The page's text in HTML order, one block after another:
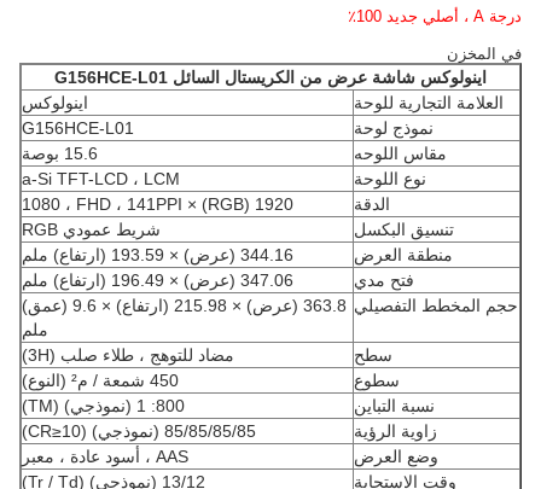
درجة A ، أصلي جديد 100٪
في المخزن
اينولوكس شاشة عرض من الكريستال السائل
العلامة التجارية للوحة
اينولوكس
نموذج لوحة
G156HCE-L01
مقاس اللوحه
15.6 بوصة
نوع اللوحة
a-Si TFT-LCD ، LCM
الدقة
1920 (RGB) × 1080 ، FHD ، 141PPI
تنسيق البكسل
شريط عمودي RGB
منطقة العرض
344.16 (عرض) × 193.59 (ارتفاع) ملم
فتح مدي
347.06 (عرض) × 196.49 (ارتفاع) ملم
حجم المخطط التفصيلي
363.8 (عرض) × 215.98 (ارتفاع) × 9.6 (عمق)
ملم
سطح
مضاد للتوهج ، طلاء صلب (3H)
سطوع
450 شمعة / م² (النوع)
نسبة التباين
800: 1 (نموذجي) (TM)
زاوية الرؤية
85/85/85/85 (نموذجي) (CR≥10)
وضع العرض
AAS ، أسود عادة ، معبر
وقت الاستجابة
13/12 (نموذجي) (Tr / Td)